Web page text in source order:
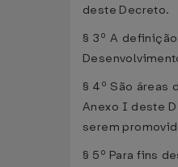
deste Decreto.
§ 3º A
§ 4º São áreas
Anexo I deste
serem
§ 5º Para fins